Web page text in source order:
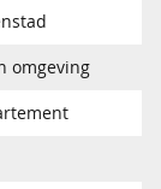
omgeving